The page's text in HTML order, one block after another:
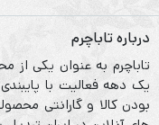
درباره تاباچرم
تاباچرم به عنوان یکی از
یک دهه فعالیت با
بودن کالا و گارانتی